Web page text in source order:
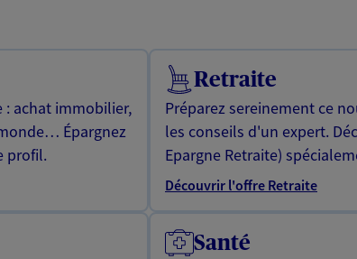
: achat immobilier,
Épargnez
profil.
Retraite
Préparez sereinement ce
les conseils d'un expert.
Epargne Retraite)
Découvrir l'offre Retraite
Santé